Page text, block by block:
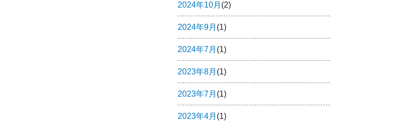
2024年10月 (2)
2024年9月 (1)
2024年7月 (1)
2023年8月 (1)
2023年7月 (1)
2023年4月 (1)